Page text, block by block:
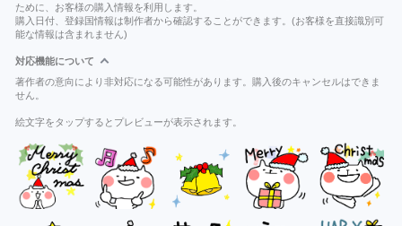
ために、お客様の購入情報を利用します。
購入日付、登録国情報は制作者から確認することができます。(お客様を直接識別可
能な情報は含まれません)
対応機能について
著作者の意向により非対応になる可能性があります。購入後のキャンセルはできま
せん。
絵文字をタップするとプレビューが表示されます。